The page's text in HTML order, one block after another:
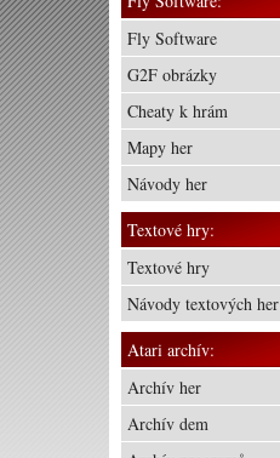
Fly Software
G2F obrázky
Cheaty k hrám
Mapy her
Návody her
Textové hry:
Textové hry
Návody textových her
Atari archív:
Archív her
Archív dem